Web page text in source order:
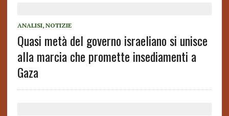
ANALISI, NOTIZIE
Quasi metà del governo israeliano si unisce
alla marcia che promette insediamenti a
Gaza